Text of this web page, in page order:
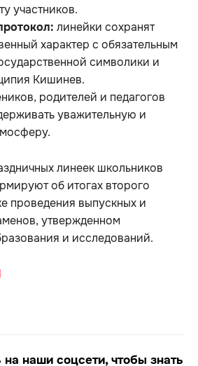
участников.
линейки сохранят
характер с обязательным
символики и
Кишинев.
родителей и педагогов
уважительную и
линеек школьников
об итогах второго
проведения выпускных и
утвержденном
и исследований.
наши соцсети, чтобы знать